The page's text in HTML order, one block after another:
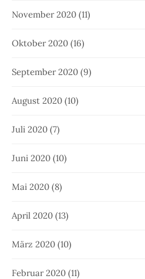
November 2020 (11)
Oktober 2020 (16)
September 2020 (9)
August 2020 (10)
Juli 2020 (7)
Juni 2020 (10)
Mai 2020 (8)
April 2020 (13)
März 2020 (10)
Februar 2020 (11)